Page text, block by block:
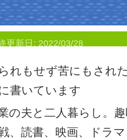
更新日: 2022/03/28
れもせず苦にもされ
書いています
の夫と二人暮らし。
、読書、映画、ドラ